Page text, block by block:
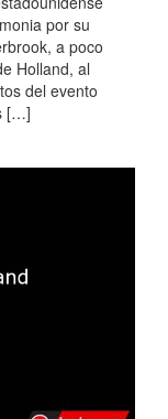
por su
a poco
Holland, al
del evento
[…]